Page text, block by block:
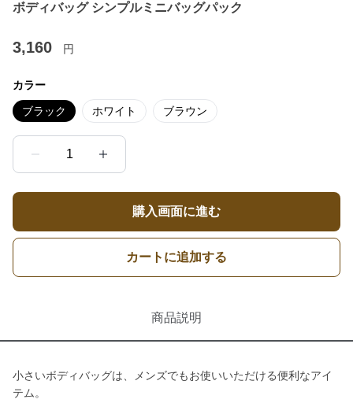
ボディバッグ シンプルミニバッグパック
3,160 円
カラー
ブラック ホワイト ブラウン
1
購入画面に進む
カートに追加する
商品説明
小さいボディバッグは、メンズでもお使いいただける便利なアイ
テム。